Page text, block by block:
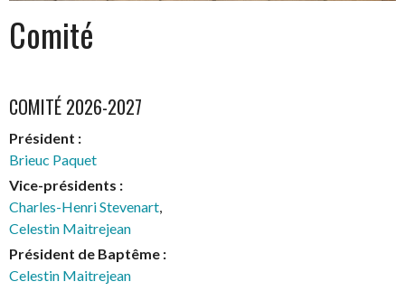
Comité
COMITÉ 2026-2027
Président :
Brieuc Paquet
Vice-présidents :
Charles-Henri Stevenart,
Celestin Maitrejean
Président de Baptême :
Celestin Maitrejean